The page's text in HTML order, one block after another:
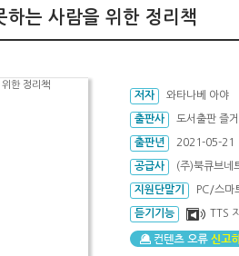
하는 사람을 위한 정리책
저자 와타나베 아야
출판사 도서출판 즐
출판년 2021-05-21
공급사 (주)북큐브
지원단말기 PC/스마
듣기기능 TTS